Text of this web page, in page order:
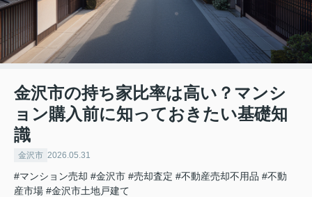
金沢市の持ち家比率は高い？マンシ
ョン購入前に知っておきたい基礎知
識
金沢市 2026.05.31
#マンション売却 #金沢市 #売却査定 #不動産売却不用品 #不動
産市場 #金沢市土地戸建て